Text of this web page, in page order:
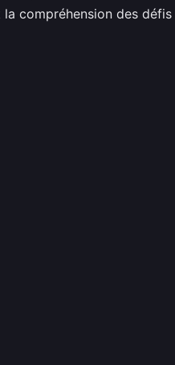
compréhension des